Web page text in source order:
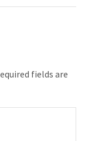
fields are